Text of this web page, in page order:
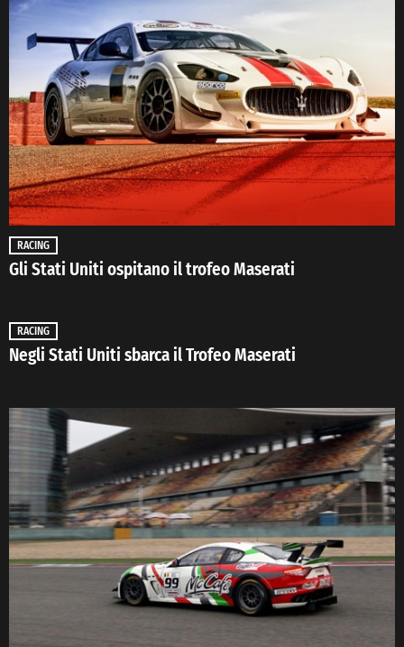
RACING
Gli Stati Uniti ospitano il trofeo Maserati
RACING
Negli Stati Uniti sbarca il Trofeo Maserati